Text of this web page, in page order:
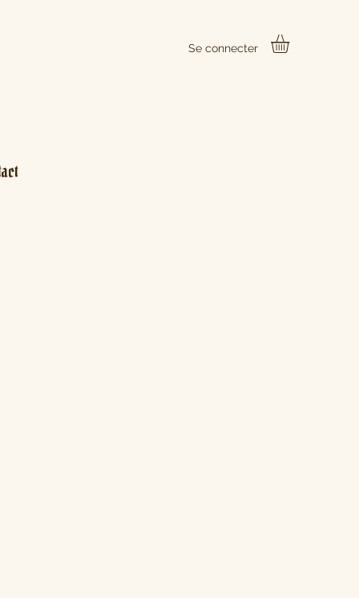
Se connecter